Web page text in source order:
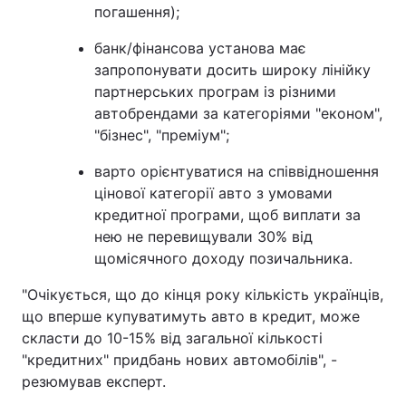
погашення);
банк/фінансова установа має
запропонувати досить широку лінійку
партнерських програм із різними
автобрендами за категоріями "економ",
"бізнес", "преміум";
варто орієнтуватися на співвідношення
цінової категорії авто з умовами
кредитної програми, щоб виплати за
нею не перевищували 30% від
щомісячного доходу позичальника.
"Очікується, що до кінця року кількість українців,
що вперше купуватимуть авто в кредит, може
скласти до 10-15% від загальної кількості
"кредитних" придбань нових автомобілів", -
резюмував експерт.